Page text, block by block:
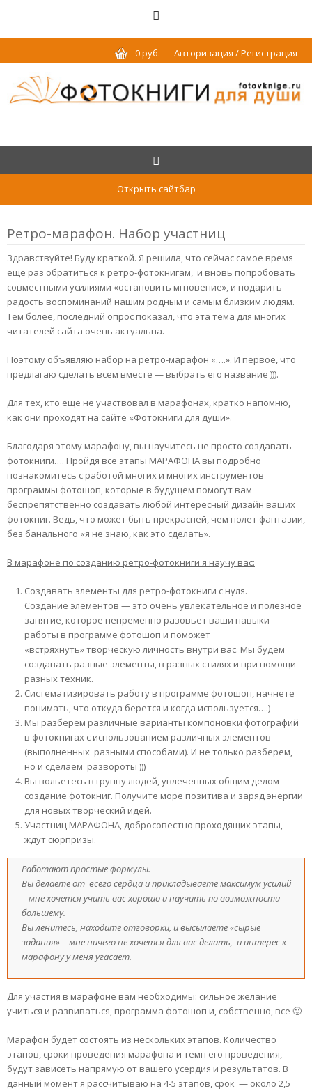
Авторизация / Регистрация
-0руб.
Открыть сайтбар
Ретро-марафон. Набор участниц
Здравствуйте! Буду краткой. Я решила, что сейчас самое время
еще раз обратиться к ретро-фотокнигам, и вновь попробовать
совместными усилиями «остановить мгновение», и подарить
радость воспоминаний нашим родным и самым близким людям.
Тем более, последний опрос показал, что эта тема для многих
читателей сайта очень актуальна.
Поэтому объявляю набор на ретро-марафон «….». И первое, что
предлагаю сделать всем вместе — выбрать его название ))).
Для тех, кто еще не участвовал в марафонах, кратко напомню,
как они проходят на сайте «Фотокниги для души».
Благодаря этому марафону, вы научитесь не просто создавать
фотокниги…. Пройдя все этапы МАРАФОНА вы подробно
познакомитесь с работой многих и многих инструментов
программы фотошоп, которые в будущем помогут вам
беспрепятственно создавать любой интересный дизайн ваших
фотокниг. Ведь, что может быть прекрасней, чем полет фантазии,
без банального «я не знаю, как это сделать».
В марафоне по созданию ретро-фотокниги я научу вас:
Создавать элементы для ретро-фотокниги с нуля.
Создание элементов — это очень увлекательное и полезное
занятие, которое непременно разовьет ваши навыки
работы в программе фотошоп и поможет
«встряхнуть» творческую личность внутри вас. Мы будем
создавать разные элементы, в разных стилях и при помощи
разных техник.
Систематизировать работу в программе фотошоп, начнете
понимать, что откуда берется и когда используется….)
Мы разберем различные варианты компоновки фотографий
в фотокнигах с использованием различных элементов
(выполненных разными способами). И не только разберем,
но и сделаем развороты )))
Вы вольетесь в группу людей, увлеченных общим делом —
создание фотокниг. Получите море позитива и заряд энергии
для новых творческий идей.
Участниц МАРАФОНА, добросовестно проходящих этапы,
ждут сюрпризы.
Работают простые формулы.
Вы делаете от всего сердца и прикладываете максимум усилий
= мне хочется учить вас хорошо и научить по возможности
большему.
Вы ленитесь, находите отговорки, и высылаете «сырые
задания» = мне ничего не хочется для вас делать, и интерес к
марафону у меня угасает.
Для участия в марафоне вам необходимы: сильное желание
учиться и развиваться, программа фотошоп и, собственно, все 🙂
Марафон будет состоять из нескольких этапов. Количество
этапов, сроки проведения марафона и темп его проведения,
будут зависеть напрямую от вашего усердия и результатов. В
данный момент я рассчитываю на 4-5 этапов, срок — около 2,5